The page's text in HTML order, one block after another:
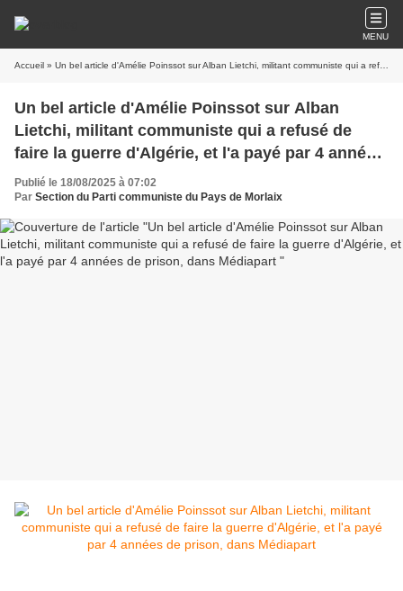
MENU
Accueil » Un bel article d'Amélie Poinssot sur Alban Lietchi, militant communiste qui a refusé de faire la guerre d'Algérie, et l'a payé par 4 années de prison, dans Médiapart
Un bel article d'Amélie Poinssot sur Alban
Lietchi, militant communiste qui a refusé de
faire la guerre d'Algérie, et l'a payé par 4 années
de prison, dans Médiapart
Publié le 18/08/2025 à 07:02
Par Section du Parti communiste du Pays de Morlaix